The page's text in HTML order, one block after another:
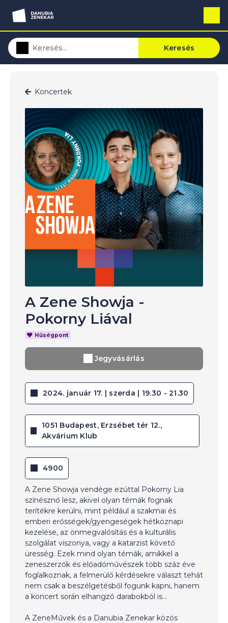
Keresés
Koncertek
A Zene Showja -
Pokorny Liával
Hűségpont
Jegyvásárlás
2024. január 17. | szerda | 19.30 - 21.30
1051 Budapest, Erzsébet tér 12.,
Akvárium Klub
4900
A Zene Showja vendége ezúttal Pokorny Lia
színésznő lesz, akivel olyan témák fognak
terítékre kerülni, mint például a szakmai és
emberi erősségek/gyengeségek hétköznapi
kezelése, az önmegvalósítás és a kulturális
szolgálat viszonya, vagy a katarzist követő
üresség. Ezek mind olyan témák, amikkel a
zeneszerzők és előadóművészek több száz éve
foglalkoznak, a felmerülő kérdésekre választ tehát
nem csak a beszélgetésből fogunk kapni, hanem
a koncert során elhangzó darabokból is…
A ZeneMűvek és a Danubia Zenekar közös